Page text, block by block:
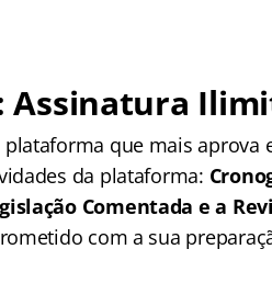
Assinatura
plataforma que mais aprova
da plataforma:
Comentada e a
com a sua